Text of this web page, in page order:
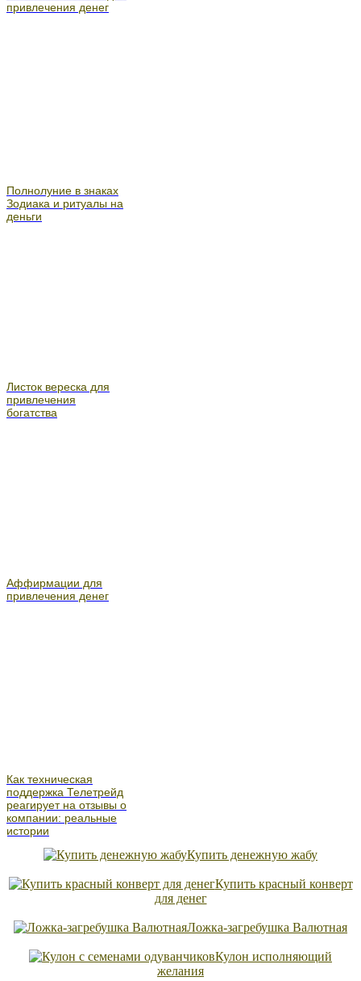
привлечения денег
Полнолуние в знаках
Зодиака и ритуалы на
деньги
Листок вереска для
привлечения
богатства
Аффирмации для
привлечения денег
Как техническая
поддержка Телетрейд
реагирует на отзывы о
компании: реальные
истории
Купить денежную жабу
Купить красный конверт
для денег
Ложка-загребушка Валютная
Кулон исполняющий
желания